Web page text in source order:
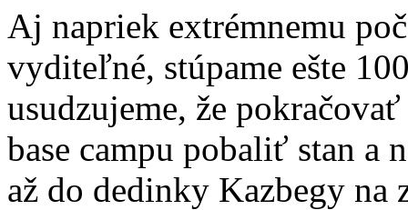
Aj napriek extrémnemu
vyditeľné, stúpame ešte
usudzujeme, že
base campu pobaliť stan a
až do dedinky Kazbegy na